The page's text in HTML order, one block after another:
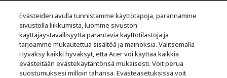
© 2026 Acer Inc.
Tästä kaupasta ostettavien tuotteiden ja palvelujen valtuutettu
jälleenmyyjä on CPYou BV.
Evästeiden avulla tunnistamme käyttötapoja, parannamme
sivustolla liikkumista, luomme sivuston
käyttäjäystävällisyyttä parantavia käyttötilastoja ja
tarjoamme mukautettua sisältöä ja mainoksia. Valitsemalla
Hyväksy kaikki hyväksyt, että Acer voi käyttää kaikkia
evästeitään evästekäytäntönsä mukaisesti. Voit perua
suostumuksesi milloin tahansa. Evästeasetuksissa voit